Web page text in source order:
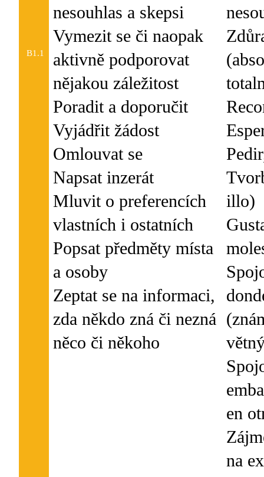
B1.1
nesouhlas a skepsi
Vymezit se či naopak
aktivně podporovat
nějakou záležitost
Poradit a doporučit
Vyjádřit žádost
Omlouvat se
Napsat inzerát
Mluvit o preferencích
vlastních i ostatních
Popsat předměty místa
a osoby
Zeptat se na informaci,
zda někdo zná či nezná
illo)
en
na